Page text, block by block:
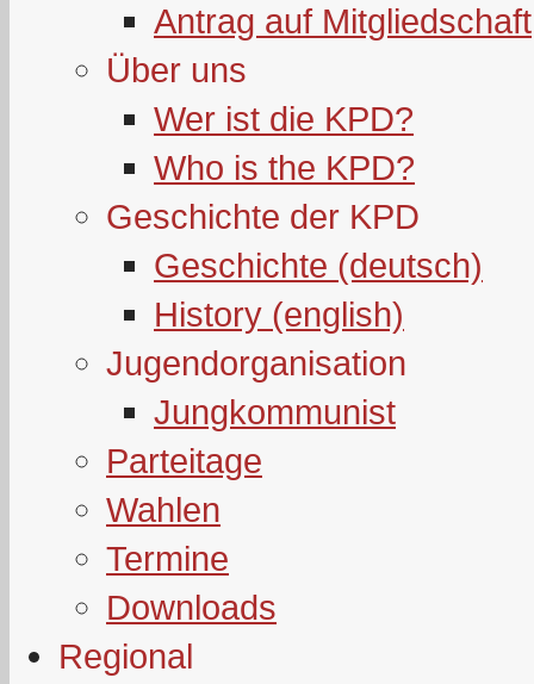
Antrag auf Mitgliedschaft
Über uns
Wer ist die KPD?
Who is the KPD?
Geschichte der KPD
Geschichte (deutsch)
History (english)
Jugendorganisation
Jungkommunist
Parteitage
Wahlen
Termine
Downloads
Regional